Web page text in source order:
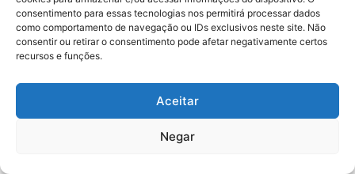
consentimento para essas tecnologias nos permitirá processar dados
como comportamento de navegação ou IDs exclusivos neste site. Não
consentir ou retirar o consentimento pode afetar negativamente certos
recursos e funções.
Aceitar
Negar
Acidente: A caminho do trabalho
professora se envolve em
acidente e vai a obito na RN 118
no Alto do Rodrigues, RN